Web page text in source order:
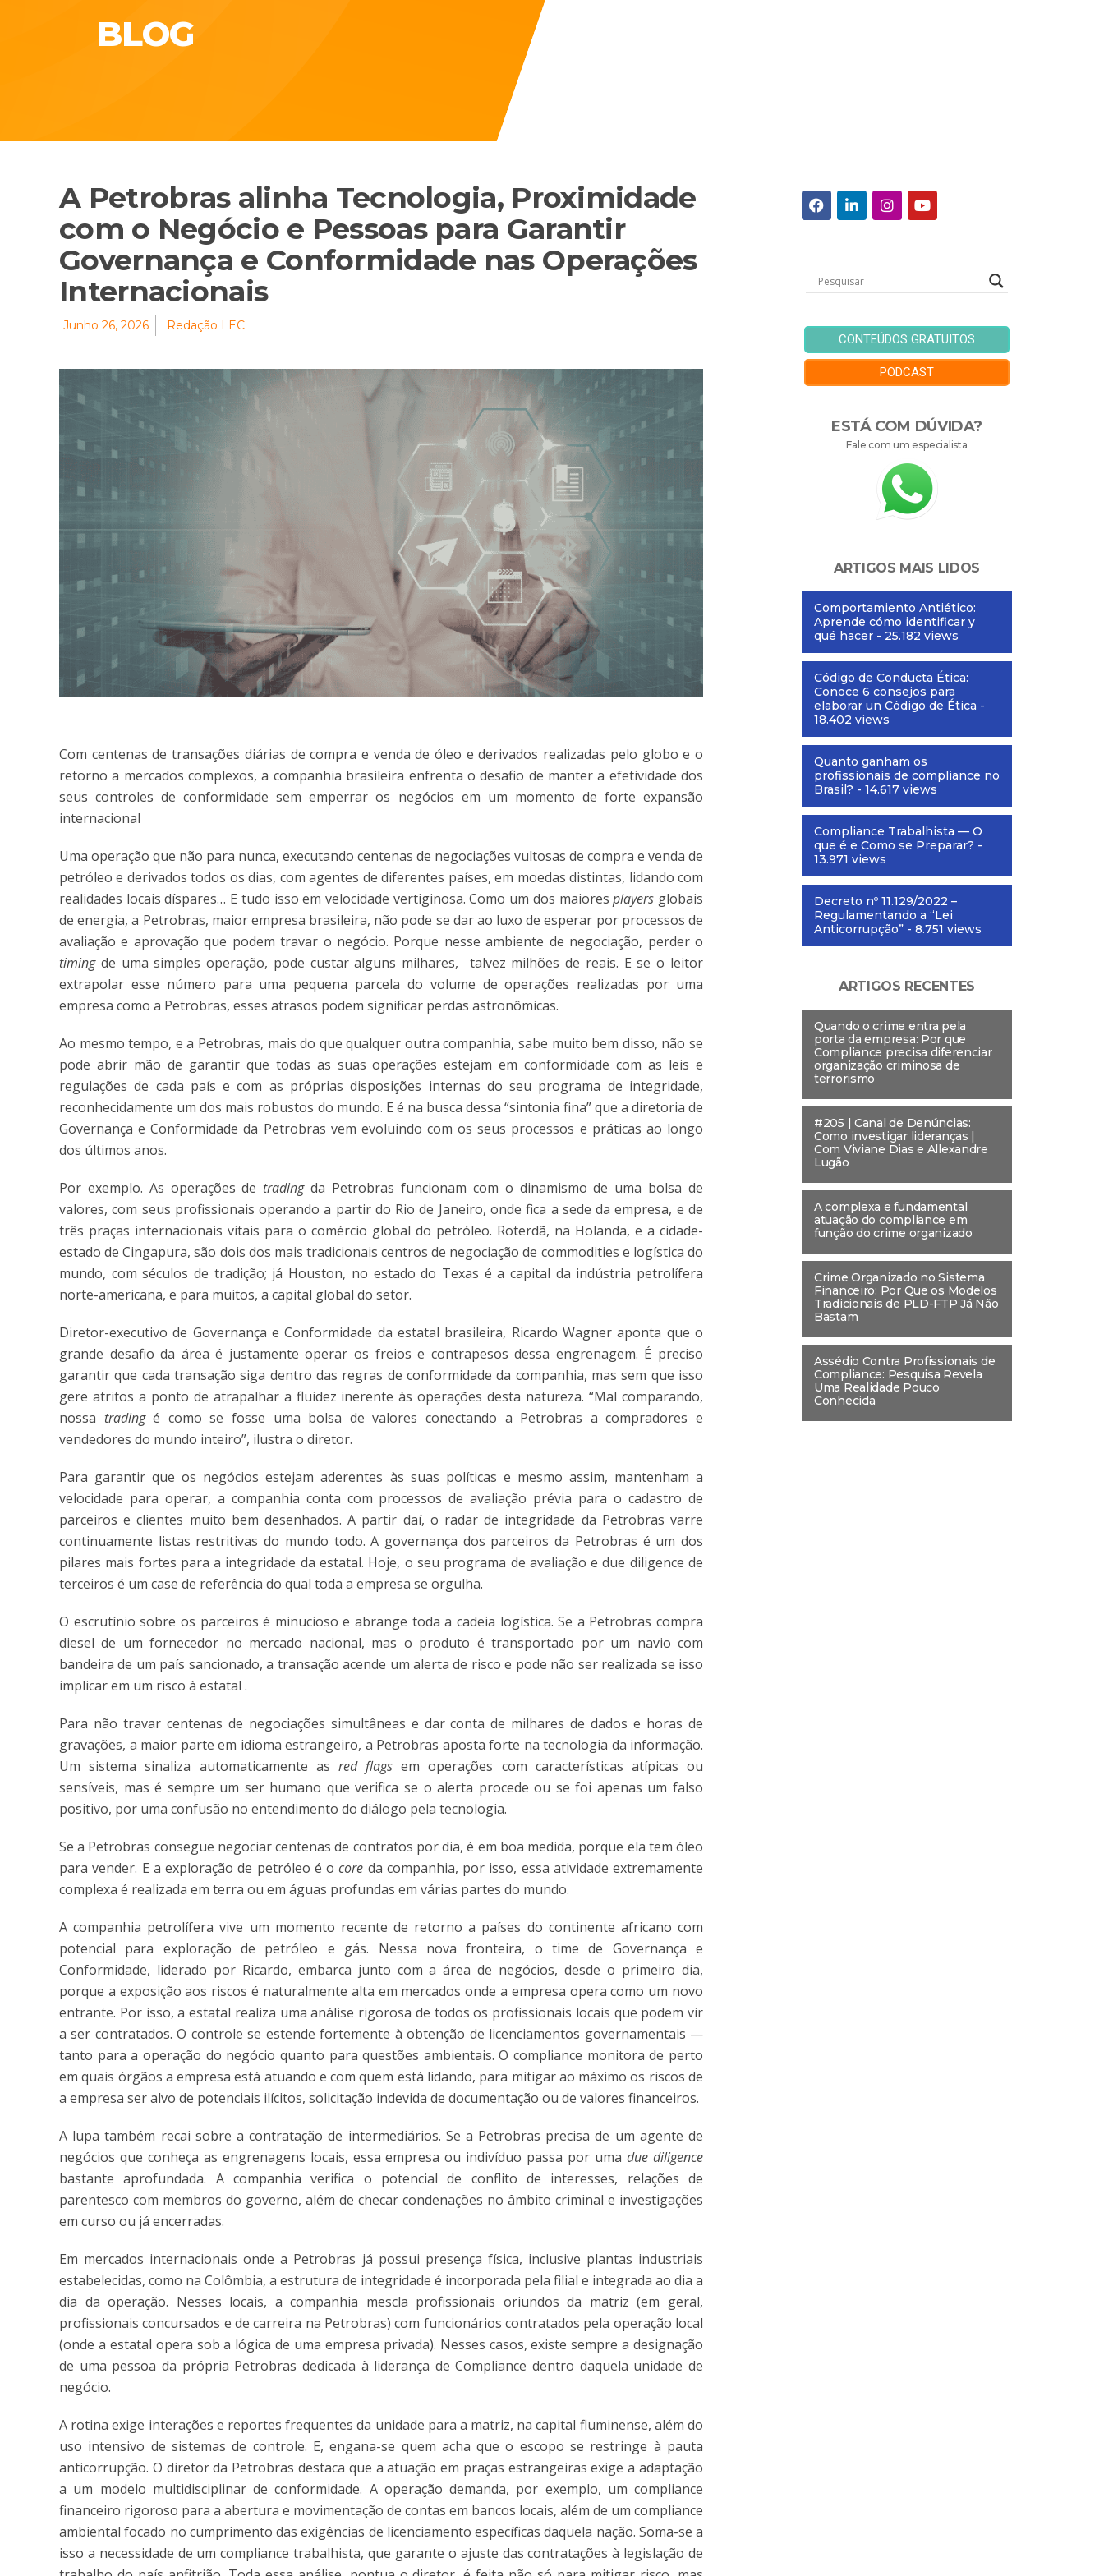
BLOG
A Petrobras alinha Tecnologia, Proximidade
com o Negócio e Pessoas para Garantir
Governança e Conformidade nas Operações
Internacionais
Junho 26, 2026 Redação LEC
Com centenas de transações diárias de compra e venda de óleo e derivados realizadas pelo globo e o
retorno a mercados complexos, a companhia brasileira enfrenta o desafio de manter a efetividade dos
seus controles de conformidade sem emperrar os negócios em um momento de forte expansão
internacional
Uma operação que não para nunca, executando centenas de negociações vultosas de compra e venda de
petróleo e derivados todos os dias, com agentes de diferentes países, em moedas distintas, lidando com
realidades locais díspares… E tudo isso em velocidade vertiginosa. Como um dos maioresplayers globais
de energia, a Petrobras, maior empresa brasileira, não pode se dar ao luxo de esperar por processos de
avaliação e aprovação que podem travar o negócio. Porque nesse ambiente de negociação, perder o
timingde uma simples operação, pode custar alguns milhares, talvez milhões de reais. E se o leitor
extrapolar esse número para uma pequena parcela do volume de operações realizadas por uma
empresa como a Petrobras, esses atrasos podem significar perdas astronômicas.
Ao mesmo tempo, e a Petrobras, mais do que qualquer outra companhia, sabe muito bem disso, não se
pode abrir mão de garantir que todas as suas operações estejam em conformidade com as leis e
regulações de cada país e com as próprias disposições internas do seu programa de integridade,
reconhecidamente um dos mais robustos do mundo. E é na busca dessa “sintonia fina” que a diretoria de
Governança e Conformidade da Petrobras vem evoluindo com os seus processos e práticas ao longo
dos últimos anos.
Por exemplo. As operações de tradingda Petrobras funcionam com o dinamismo de uma bolsa de
valores, com seus profissionais operando a partir do Rio de Janeiro, onde fica a sede da empresa, e de
três praças internacionais vitais para o comércio global do petróleo. Roterdã, na Holanda, e a cidade-
estado de Cingapura, são dois dos mais tradicionais centros de negociação de commodities e logística do
mundo, com séculos de tradição; já Houston, no estado do Texas é a capital da indústria petrolífera
norte-americana, e para muitos, a capital global do setor.
Diretor-executivo de Governança e Conformidade da estatal brasileira, Ricardo Wagner aponta que o
grande desafio da área é justamente operar os freios e contrapesos dessa engrenagem. É preciso
garantir que cada transação siga dentro das regras de conformidade da companhia, mas sem que isso
gere atritos a ponto de atrapalhar a fluidez inerente às operações desta natureza. “Mal comparando,
nossa tradingé como se fosse uma bolsa de valores conectando a Petrobras a compradores e
vendedores do mundo inteiro”, ilustra o diretor.
Para garantir que os negócios estejam aderentes às suas políticas e mesmo assim, mantenham a
velocidade para operar, a companhia conta com processos de avaliação prévia para o cadastro de
parceiros e clientes muito bem desenhados. A partir daí, o radar de integridade da Petrobras varre
continuamente listas restritivas do mundo todo. A governança dos parceiros da Petrobras é um dos
pilares mais fortes para a integridade da estatal. Hoje, o seu programa de avaliação e due diligence de
terceiros é um case de referência do qual toda a empresa se orgulha.
O escrutínio sobre os parceiros é minucioso e abrange toda a cadeia logística. Se a Petrobras compra
diesel de um fornecedor no mercado nacional, mas o produto é transportado por um navio com
bandeira de um país sancionado, a transação acende um alerta de risco e pode não ser realizada se isso
implicar em um risco à estatal .
Para não travar centenas de negociações simultâneas e dar conta de milhares de dados e horas de
gravações, a maior parte em idioma estrangeiro, a Petrobras aposta forte na tecnologia da informação.
Um sistema sinaliza automaticamente as red flags em operações com características atípicas ou
sensíveis, mas é sempre um ser humano que verifica se o alerta procede ou se foi apenas um falso
positivo, por uma confusão no entendimento do diálogo pela tecnologia.
Se a Petrobras consegue negociar centenas de contratos por dia, é em boa medida, porque ela tem óleo
para vender. E a exploração de petróleo é ocore da companhia, por isso, essa atividade extremamente
complexa é realizada em terra ou em águas profundas em várias partes do mundo.
A companhia petrolífera vive um momento recente de retorno a países do continente africano com
potencial para exploração de petróleo e gás. Nessa nova fronteira, o time de Governança e
Conformidade, liderado por Ricardo, embarca junto com a área de negócios, desde o primeiro dia,
porque a exposição aos riscos é naturalmente alta em mercados onde a empresa opera como um novo
entrante. Por isso, a estatal realiza uma análise rigorosa de todos os profissionais locais que podem vir
a ser contratados. O controle se estende fortemente à obtenção de licenciamentos governamentais —
tanto para a operação do negócio quanto para questões ambientais. O compliance monitora de perto
em quais órgãos a empresa está atuando e com quem está lidando, para mitigar ao máximo os riscos de
a empresa ser alvo de potenciais ilícitos, solicitação indevida de documentação ou de valores financeiros.
A lupa também recai sobre a contratação de intermediários. Se a Petrobras precisa de um agente de
negócios que conheça as engrenagens locais, essa empresa ou indivíduo passa por umadue diligence
bastante aprofundada. A companhia verifica o potencial de conflito de interesses, relações de
parentesco com membros do governo, além de checar condenações no âmbito criminal e investigações
em curso ou já encerradas.
Em mercados internacionais onde a Petrobras já possui presença física, inclusive plantas industriais
estabelecidas, como na Colômbia, a estrutura de integridade é incorporada pela filial e integrada ao dia a
dia da operação. Nesses locais, a companhia mescla profissionais oriundos da matriz (em geral,
profissionais concursados e de carreira na Petrobras) com funcionários contratados pela operação local
(onde a estatal opera sob a lógica de uma empresa privada). Nesses casos, existe sempre a designação
de uma pessoa da própria Petrobras dedicada à liderança de Compliance dentro daquela unidade de
negócio.
A rotina exige interações e reportes frequentes da unidade para a matriz, na capital fluminense, além do
uso intensivo de sistemas de controle. E, engana-se quem acha que o escopo se restringe à pauta
anticorrupção. O diretor da Petrobras destaca que a atuação em praças estrangeiras exige a adaptação
a um modelo multidisciplinar de conformidade. A operação demanda, por exemplo, um compliance
financeiro rigoroso para a abertura e movimentação de contas em bancos locais, além de um compliance
ambiental focado no cumprimento das exigências de licenciamento específicas daquela nação. Soma-se a
isso a necessidade de um compliance trabalhista, que garante o ajuste das contratações à legislação de
CONTEÚDOS GRATUITOS
PODCAST
ESTÁ COM DÚVIDA?
Fale com um especialista
ARTIGOS MAIS LIDOS
Comportamiento Antiético:
Aprende cómo identificar y
qué hacer - 25.182 views
Código de Conducta Ética:
Conoce 6 consejos para
elaborar un Código de Ética -
18.402 views
Quanto ganham os
profissionais de compliance no
Brasil? - 14.617 views
Compliance Trabalhista — O
que é e Como se Preparar? -
13.971 views
Decreto nº 11.129/2022 –
Regulamentando a “Lei
Anticorrupção” - 8.751 views
ARTIGOS RECENTES
Quando o crime entra pela
porta da empresa: Por que
Compliance precisa diferenciar
organização criminosa de
terrorismo
#205 | Canal de Denúncias:
Como investigar lideranças |
Com Viviane Dias e Allexandre
Lugão
A complexa e fundamental
atuação do compliance em
função do crime organizado
Crime Organizado no Sistema
Financeiro: Por Que os Modelos
Tradicionais de PLD-FTP Já Não
Bastam
Assédio Contra Profissionais de
Compliance: Pesquisa Revela
Uma Realidade Pouco
Conhecida